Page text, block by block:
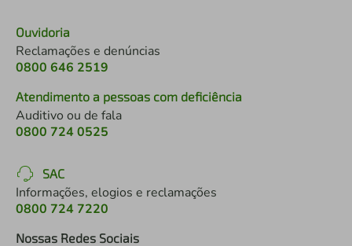
Ouvidoria
Reclamações e denúncias
0800 646 2519
Atendimento a pessoas com deficiência
Auditivo ou de fala
0800 724 0525
SAC
Informações, elogios e reclamações
0800 724 7220
Nossas Redes Sociais